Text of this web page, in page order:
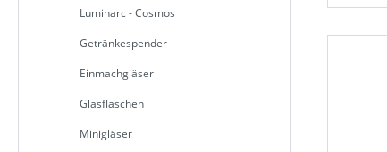
Luminarc - Cosmos
Getränkespender
Einmachgläser
Glasflaschen
Minigläser